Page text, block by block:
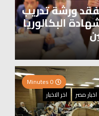
ورشة تدريب
البكالوريا
اخبار مصر
اخر الاخبار